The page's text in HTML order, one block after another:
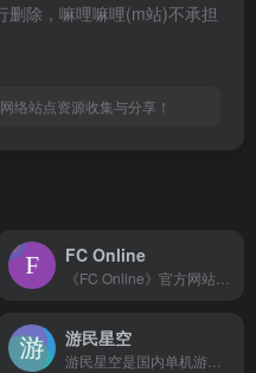
删除，嘛哩嘛哩(m站)不承担
络站点资源收集与分享！
FC Online
游民星空